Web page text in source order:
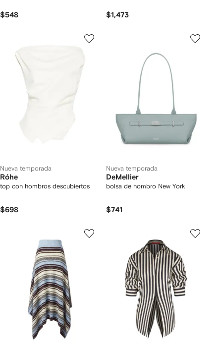
$548 $1,473
Nueva temporada
Róhe
top con hombros descubiertos
$698
Nueva temporada
DeMellier
bolsa de hombro New York
$741